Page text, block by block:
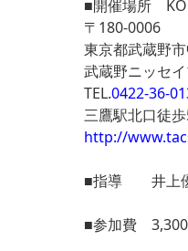
■開催場所
〒180-0006
東京都武蔵野
武蔵野ニッセ
TEL.0422-36-
三鷹駅北口徒
http://
■指導 井上
■参加費